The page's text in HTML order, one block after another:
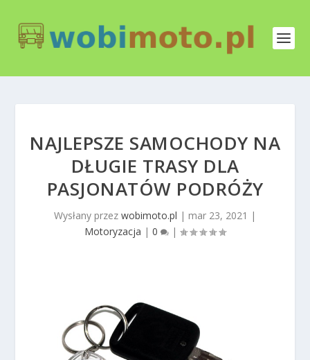
NAJLEPSZE SAMOCHODY NA
DŁUGIE TRASY DLA
PASJONATÓW PODRÓŻY
Wysłany przez wobimoto.pl | mar 23, 2021 |
Motoryzacja | 0 |